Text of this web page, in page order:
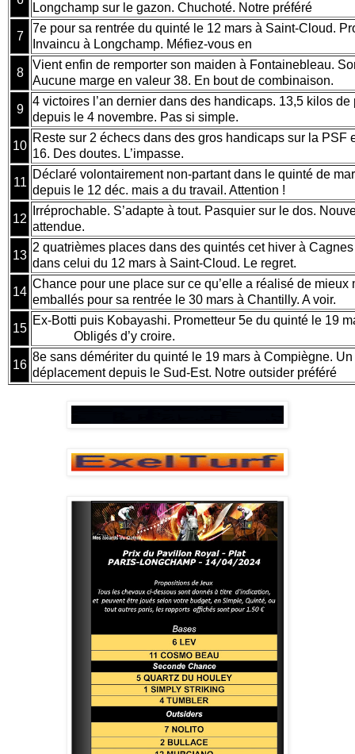
Longchamp sur le gazon. Chuchoté. Notre préféré
7
7e pour sa rentrée du quinté le 12 mars à Saint-Cloud.
Invaincu à Longchamp. Méfiez-vous en
8
Vient enfin de remporter son maiden à Fontainebleau.
Aucune marge en valeur 38. En bout de combinaison.
9
4 victoires l’an dernier dans des handicaps. 13,5 kilos
depuis le 4 novembre. Pas si simple.
10
Reste sur 2 échecs dans des gros handicaps sur la PSF
16. Des doutes. L’impasse.
11
Déclaré volontairement non-partant dans le quinté de
depuis le 12 déc. mais a du travail. Attention !
12
Irréprochable. S’adapte à tout. Pasquier sur le dos.
attendue.
13
2 quatrièmes places dans des quintés cet hiver à
dans celui du 12 mars à Saint-Cloud. Le regret.
14
Chance pour une place sur ce qu’elle a réalisé de mieux
emballés pour sa rentrée le 30 mars à Chantilly. A voir.
15
Ex-Botti puis Kobayashi. Prometteur 5e du quinté le
Obligés d’y croire.
16
8e sans démériter du quinté le 19 mars à Compiègne.
déplacement depuis le Sud-Est. Notre outsider préféré